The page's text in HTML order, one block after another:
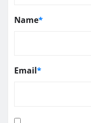
Name*
Email*